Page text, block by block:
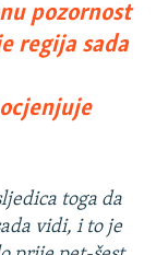
pozornost
regija sada
toga da
vidi, i to je